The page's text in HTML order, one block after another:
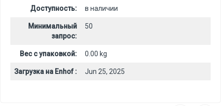
Доступность: в наличии
Минимальный
запрос:
50
Вес с упаковкой: 0.00 kg
Загрузка на Enhof : Jun 25, 2025